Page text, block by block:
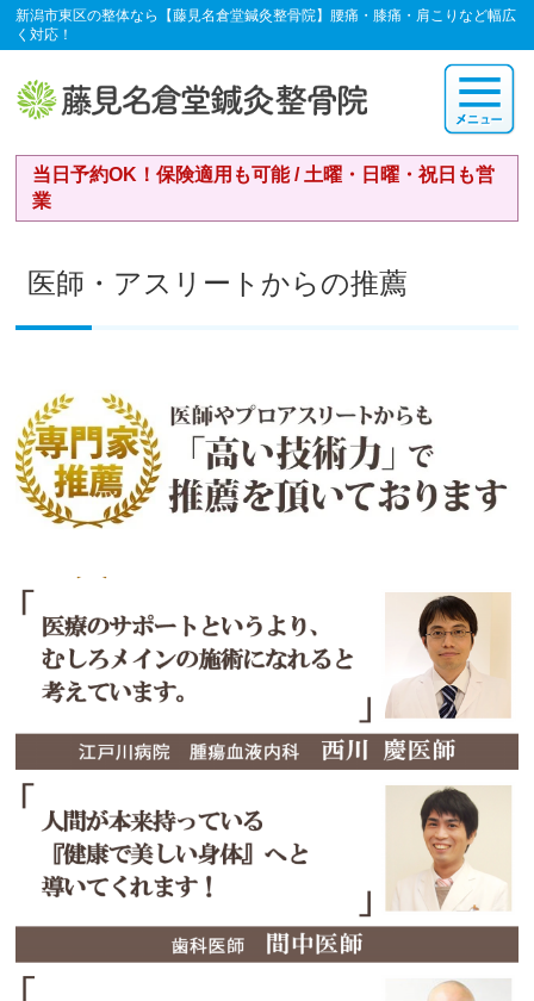
新潟市東区の整体なら【藤見名倉堂鍼灸整骨院】腰痛・膝痛・肩こりなど幅広
く対応！
当日予約OK！保険適用も可能 / 土曜・日曜・祝日も営
業
医師・アスリートからの推薦